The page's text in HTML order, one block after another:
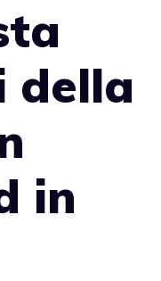
della
in